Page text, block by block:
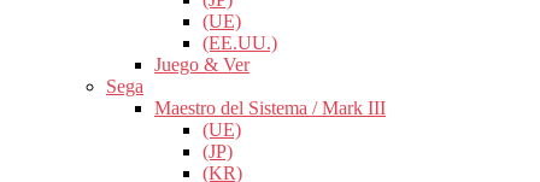
(UE)
(EE.UU.)
Juego & Ver
Sega
Maestro del Sistema / Mark III
(UE)
(JP)
(KR)